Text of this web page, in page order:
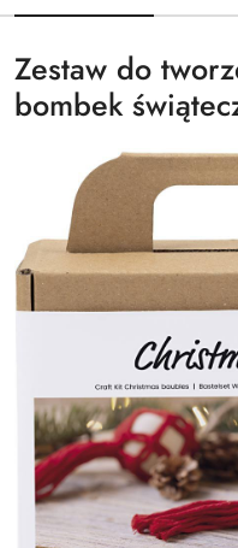
Zestaw do
bombek